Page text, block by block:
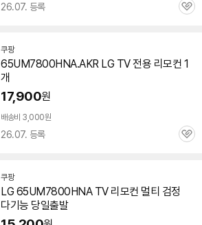
26.07. 등록
관
쿠팡
65UM7800HNA.AKR LG TV 전용 리모컨 1
개
17,900원
배송비 3,000원
26.07. 등록
관
쿠팡
LG 65UM7800HNATV 리모컨 멀티 검정
다기능 당일출발